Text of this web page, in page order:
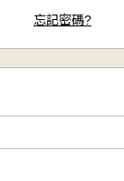
忘記密碼?